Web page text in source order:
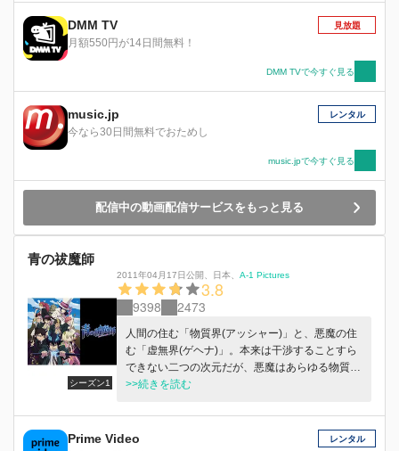
DMM TV
月額550円が14日間無料！
見放題
DMM TVで今すぐ見る
music.jp
今なら30日間無料でおためし
レンタル
music.jpで今すぐ見る
配信中の動画配信サービスをもっと見る
青の祓魔師
シーズン1
2011年04月17日公開 日本 A-1 Pictures
3.8
9398 2473
人間の住む「物質界(アッシャー)」と、悪魔の住
む「虚無界(ゲヘナ)」。本来は干渉することすら
できない二つの次元だが、悪魔はあらゆる物質に
憑依し、物質界に干渉していた。しかし人間の中
が存在した。
>>続きを読む
Prime Video レンタル